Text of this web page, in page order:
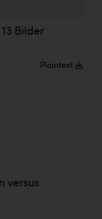
13 Bilder
Plaintext
versus